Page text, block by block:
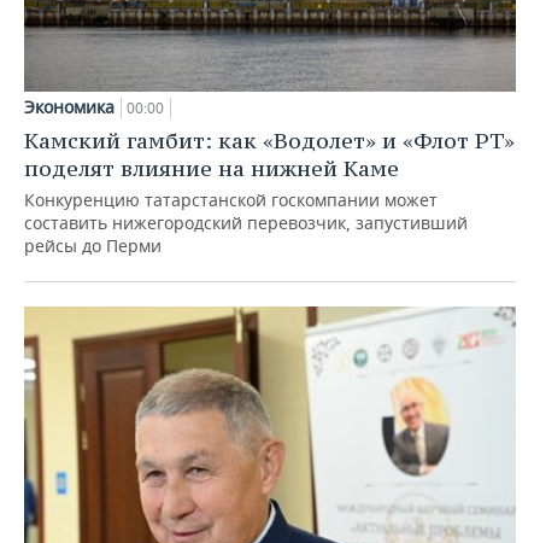
Экономика 00:00
Камский гамбит: как «Водолет» и «Флот РТ»
поделят влияние на нижней Каме
Конкуренцию татарстанской госкомпании может
составить нижегородский перевозчик, запустивший
рейсы до Перми